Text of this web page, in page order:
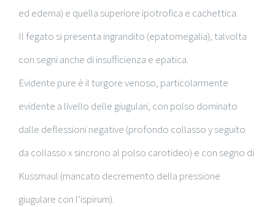
ed edema) e quella superiore ipotrofica e cachettica.
Il fegato si presenta ingrandito (epatomegalia), talvolta
con segni anche di insufficienza e epatica.
Evidente pure è il turgore venoso, particolarmente
evidente a livello delle giugulari, con polso dominato
dalle deflessioni negative (profondo collasso y seguito
da collasso x sincrono al polso carotideo) e con segno di
Kussmaul (mancato decremento della pressione
giugulare con l’ispirum).